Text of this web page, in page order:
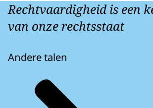
Rechtvaardigheid is een
van onze rechtsstaat
Andere talen